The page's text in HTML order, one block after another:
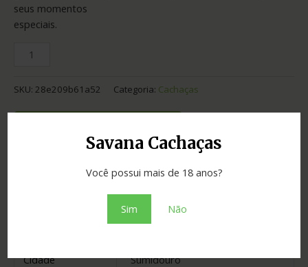
Savana Cachaças
Você possui mais de 18 anos?
Sim Não
seus momentos
especiais.
SKU: 28e209b61a52 Categoria: Cachaças
Informação adicional
Cidade
Sumidouro